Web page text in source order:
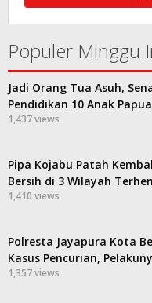
Populer Minggu
Jadi Orang Tua Asuh,
Pendidikan 10 Anak
1,437 views
Pipa Kojabu Patah
Bersih di 3 Wilayah
1,410 views
Polresta Jayapura Kota
Kasus Pencurian,
1,357 views